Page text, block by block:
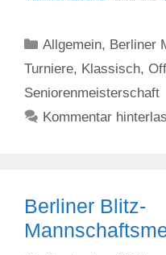
Kategorien
Allgemein, Berliner
Turniere, Klassisch,
Seniorenmeisterschaft
Kommentar
Berliner Blitz-